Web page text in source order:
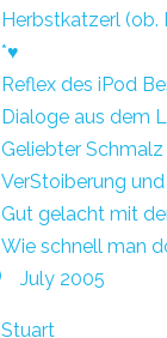
Herbstkatzerl
*♥
Reflex des iPod
Dialoge aus dem
Geliebter Schmalz
VerStoiberung
Gut gelacht mit
Wie schnell man
July 2005
Stuart